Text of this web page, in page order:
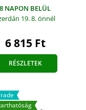
8 NAPON BELÜL
19. 8.önnél
6 815 Ft
RÉSZLETEK